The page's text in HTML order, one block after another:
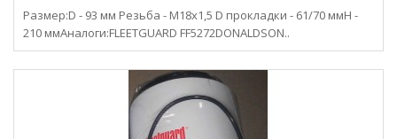
Размер:D - 93 мм Резьба - М18х1,5 D прокладки - 61/70 ммH -
210 ммАналоги:FLEETGUARD FF5272DONALDSON..